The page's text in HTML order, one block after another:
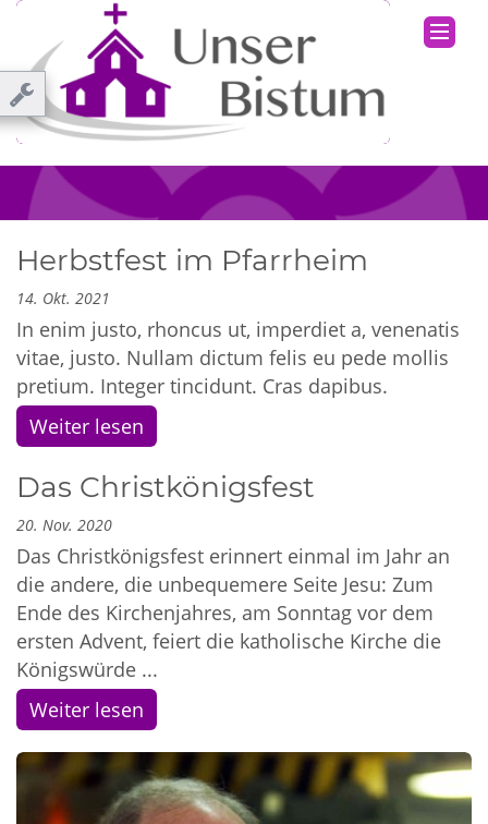
Herbstfest im Pfarrheim
14. Okt. 2021
In enim justo, rhoncus ut, imperdiet a, venenatis
vitae, justo. Nullam dictum felis eu pede mollis
pretium. Integer tincidunt. Cras dapibus.
Weiter lesen
Das Christkönigsfest
20. Nov. 2020
Das Christkönigsfest erinnert einmal im Jahr an
die andere, die unbequemere Seite Jesu: Zum
Ende des Kirchenjahres, am Sonntag vor dem
ersten Advent, feiert die katholische Kirche die
Königswürde ...
Weiter lesen